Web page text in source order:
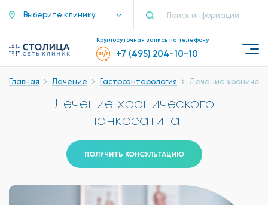
Выберите клинику
Круглосуточная запись по телефону
+7 (495) 204-10-10
Главная Лечение Гастроэнтерология Лечение
Лечение хронического
панкреатита
ПОЛУЧИТЬ КОНСУЛЬТАЦИЮ